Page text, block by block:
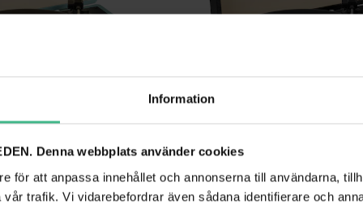
Information
Denna webbplats använder cookies
för att anpassa innehållet och annonserna till användarna,
trafik. Vi vidarebefordrar även sådana identifierare och
AUDIZIO RP114BL - RETRO SKIVSPELARE I BLÅTT FODRAL - SKIVSPELARE MED HÖGTALARE OCH PC-MJUKVARA
kr 1 382 kr 1 740 kr